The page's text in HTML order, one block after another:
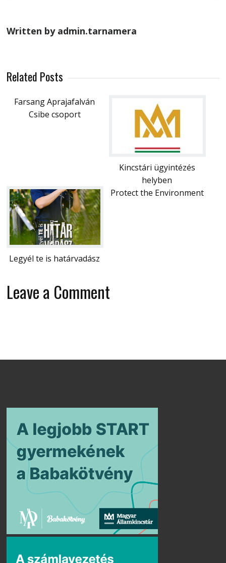
Written by admin.tarnamera
Related Posts
Farsang Aprajafalván
Csibe csoport
Kincstári ügyintézés
helyben
Legyél te is határvadász
Protect the Environment
Leave a Comment